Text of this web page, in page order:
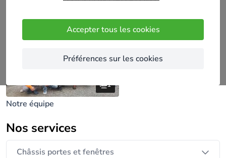
Accepter tous les cookies
Préférences sur les cookies
1
Notre équipe
Nos services
Châssis portes et fenêtres